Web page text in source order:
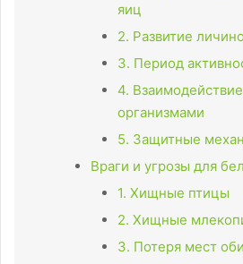
яиц
2. Развитие
3. Период
4.
организмами
5. Защитные
Враги и угрозы для
1. Хищные птицы
2. Хищные
3. Потеря мест